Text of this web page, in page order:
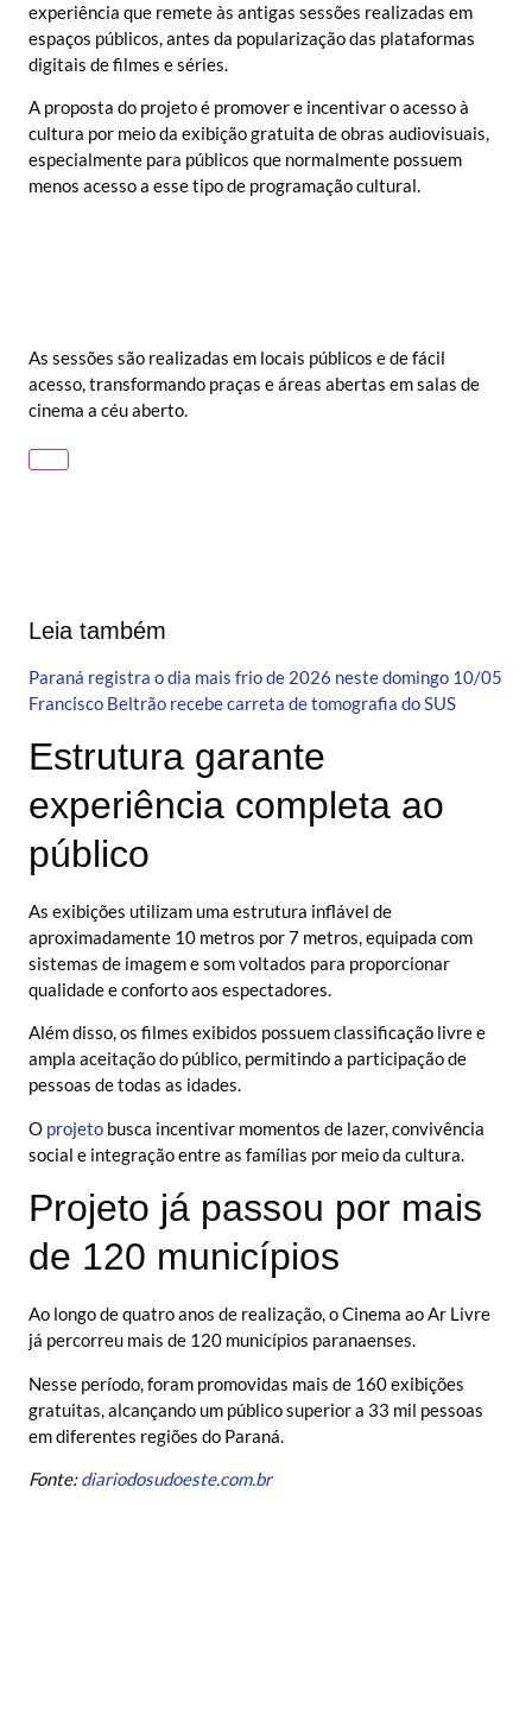
experiência que remete às antigas sessões realizadas em
espaços públicos, antes da popularização das plataformas
digitais de filmes e séries.
A proposta do projeto é promover e incentivar o acesso à
cultura por meio da exibição gratuita de obras audiovisuais,
especialmente para públicos que normalmente possuem
menos acesso a esse tipo de programação cultural.
As sessões são realizadas em locais públicos e de fácil
acesso, transformando praças e áreas abertas em salas de
cinema a céu aberto.
Leia também
Paraná registra o dia mais frio de 2026 neste domingo 10/05
Francisco Beltrão recebe carreta de tomografia do SUS
Estrutura garante
experiência completa ao
público
As exibições utilizam uma estrutura inflável de
aproximadamente 10 metros por 7 metros, equipada com
sistemas de imagem e som voltados para proporcionar
qualidade e conforto aos espectadores.
Além disso, os filmes exibidos possuem classificação livre e
ampla aceitação do público, permitindo a participação de
pessoas de todas as idades.
O projeto busca incentivar momentos de lazer, convivência
social e integração entre as famílias por meio da cultura.
Projeto já passou por mais
de 120 municípios
Ao longo de quatro anos de realização, o Cinema ao Ar Livre
já percorreu mais de 120 municípios paranaenses.
Nesse período, foram promovidas mais de 160 exibições
gratuitas, alcançando um público superior a 33 mil pessoas
em diferentes regiões do Paraná.
Fonte:diariodosudoeste.com.br